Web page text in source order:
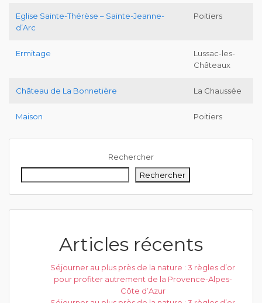
Eglise Sainte-Thérèse – Sainte-Jeanne-
d’Arc
Poitiers
Ermitage
Lussac-les-
Châteaux
Château de La Bonnetière La Chaussée
Maison Poitiers
Rechercher
Rechercher
Articles récents
Séjourner au plus près de la nature : 3 règles d’or
pour profiter autrement de la Provence-Alpes-
Côte d’Azur